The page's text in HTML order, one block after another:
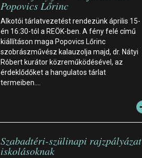
Popovics Lőrinc
Alkotói tárlatvezetést rendezünk április 15-
én 16:30-tól a REÖK-ben. A fény felé című
kiállításon maga Popovics Lőrinc
szobrászművész kalauzolja majd, dr. Nátyi
Róbert kurátor közreműködésével, az
érdeklődőket a hangulatos tárlat
termeiben.…
Szabadtéri-szülinapi rajzpályázat
iskolásoknak